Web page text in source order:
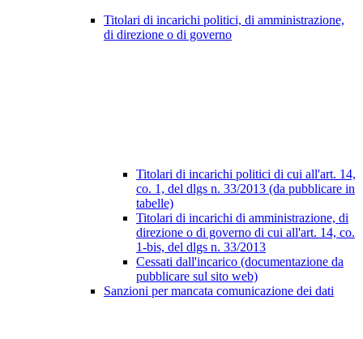
Titolari di incarichi politici, di amministrazione,
di direzione o di governo
Titolari di incarichi politici di cui all'art. 14,
co. 1, del dlgs n. 33/2013 (da pubblicare in
tabelle)
Titolari di incarichi di amministrazione, di
direzione o di governo di cui all'art. 14, co.
1-bis, del dlgs n. 33/2013
Cessati dall'incarico (documentazione da
pubblicare sul sito web)
Sanzioni per mancata comunicazione dei dati